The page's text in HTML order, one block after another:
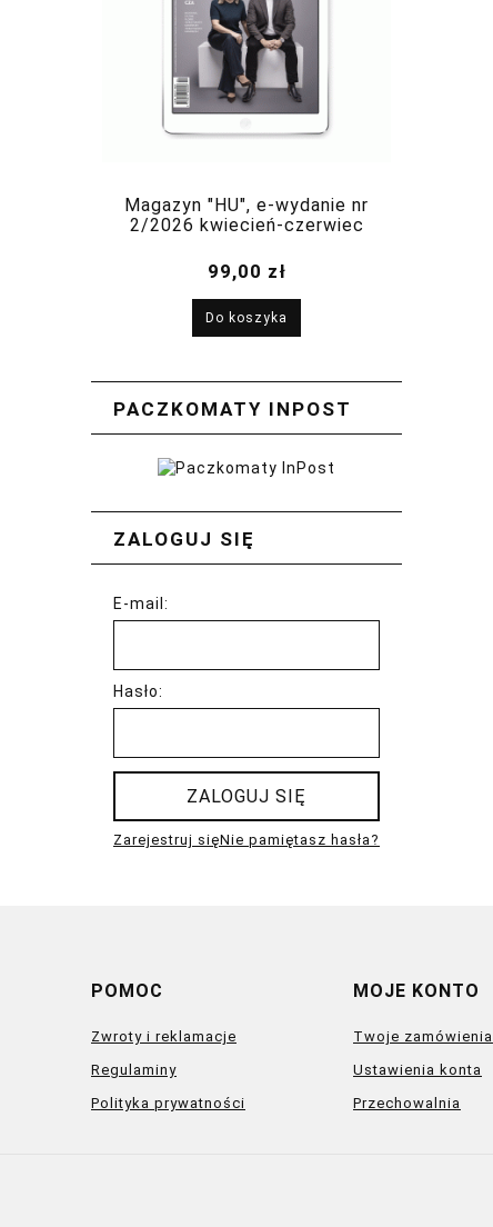
Magazyn "HU", e-wydanie nr
2/2026 kwiecień-czerwiec
99,00 zł
Do koszyka
PACZKOMATY INPOST
ZALOGUJ SIĘ
E-mail:
Hasło:
ZALOGUJ SIĘ
Nie pamiętasz hasła?
Zarejestruj się
POMOC
Zwroty i reklamacje
Regulaminy
Polityka prywatności
MOJE KONTO
Twoje zamówienia
Ustawienia konta
Przechowalnia